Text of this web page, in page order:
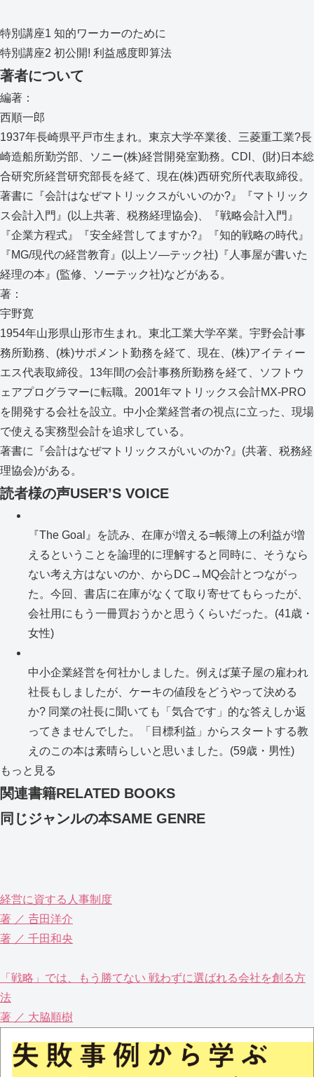
特別講座1 知的ワーカーのために
特別講座2 初公開! 利益感度即算法
著者について
編著：
西順一郎
1937年長崎県平戸市生まれ。東京大学卒業後、三菱重工業?長
崎造船所勤労部、ソニー(株)経営開発室勤務。CDI、(財)日本総
合研究所経営研究部長を経て、現在(株)西研究所代表取締役。
著書に『会計はなぜマトリックスがいいのか?』『マトリック
ス会計入門』(以上共著、税務経理協会)、『戦略会計入門』
『企業方程式』『安全経営してますか?』『知的戦略の時代』
『MG/現代の経営教育』(以上ソ―テック社)『人事屋が書いた
経理の本』(監修、ソーテック社)などがある。
著：
宇野寛
1954年山形県山形市生まれ。東北工業大学卒業。宇野会計事
務所勤務、(株)サポメント勤務を経て、現在、(株)アイティー
エス代表取締役。13年間の会計事務所勤務を経て、ソフトウ
ェアプログラマーに転職。2001年マトリックス会計MX-PRO
を開発する会社を設立。中小企業経営者の視点に立った、現場
で使える実務型会計を追求している。
著書に『会計はなぜマトリックスがいいのか?』(共著、税務経
理協会)がある。
読者様の声USER’S VOICE
『The Goal』を読み、在庫が増える=帳簿上の利益が増
えるということを論理的に理解すると同時に、そうなら
ない考え方はないのか、からDC→MQ会計とつながっ
た。今回、書店に在庫がなくて取り寄せてもらったが、
会社用にもう一冊買おうかと思うくらいだった。(41歳・
女性)
中小企業経営を何社かしました。例えば菓子屋の雇われ
社長もしましたが、ケーキの値段をどうやって決める
か? 同業の社長に聞いても「気合です」的な答えしか返
ってきませんでした。「目標利益」からスタートする教
えのこの本は素晴らしいと思いました。(59歳・男性)
もっと見る
関連書籍RELATED BOOKS
同じジャンルの本SAME GENRE
経営に資する人事制度
著 ／ 𠮷田洋介
著 ／ 千田和央
「戦略」では、もう勝てない 戦わずに選ばれる会社を創る方
法
著 ／ 大脇順樹